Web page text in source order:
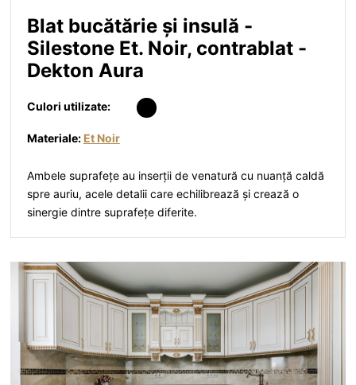
Blat bucătărie și insulă -
Silestone Et. Noir, contrablat -
Dekton Aura
Culori utilizate:
Materiale: Et Noir
Ambele suprafețe au inserții de venatură cu nuanță caldă
spre auriu, acele detalii care echilibrează și crează o
sinergie dintre suprafețe diferite.